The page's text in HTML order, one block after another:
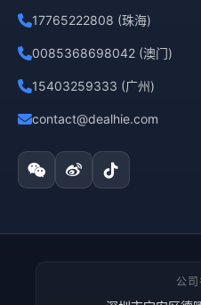
17765222808 (珠海)
0085368698042 (澳门)
15403259333 (广州)
contact@dealhie.com
公